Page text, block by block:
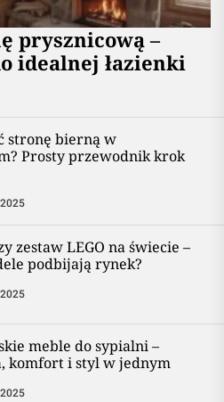
prysznicową –
idealnej łazienki
stronę bierną w
Prosty przewodnik krok
zestaw LEGO na świecie –
podbijają rynek?
meble do sypialni –
komfort i styl w jednym